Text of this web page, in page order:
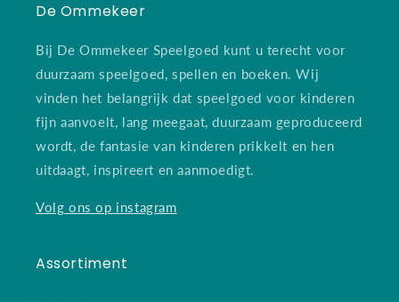
De Ommekeer
Bij De Ommekeer Speelgoed kunt u terecht voor
duurzaam speelgoed, spellen en boeken. Wij
vinden het belangrijk dat speelgoed voor kinderen
fijn aanvoelt, lang meegaat, duurzaam geproduceerd
wordt, de fantasie van kinderen prikkelt en hen
uitdaagt, inspireert en aanmoedigt.
Volg ons op instagram
Assortiment